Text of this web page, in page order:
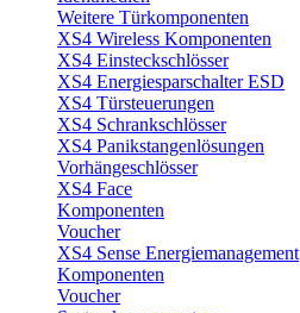
Weitere Türkomponenten
XS4 Wireless Komponenten
XS4 Einsteckschlösser
XS4 Energiesparschalter ESD
XS4 Türsteuerungen
XS4 Schrankschlösser
XS4 Panikstangenlösungen
Vorhängeschlösser
XS4 Face
Komponenten
Voucher
XS4 Sense Energiemanagement
Komponenten
Voucher